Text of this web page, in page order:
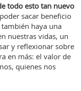
todo esto tan nuevo
sacar beneficio
haya una
nuestras vidas, un
y reflexionar sobre
en más: el valor de
quienes nos